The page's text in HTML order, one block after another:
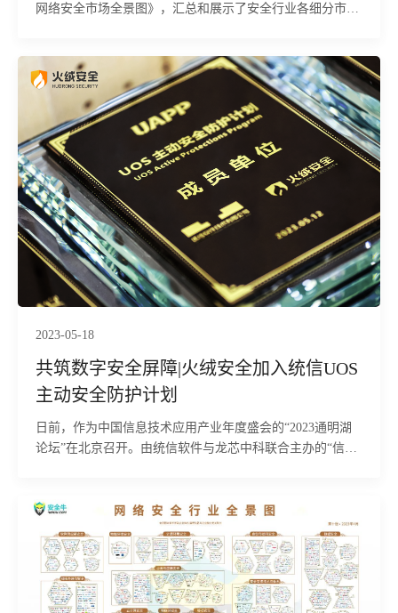
网络安全市场全景图》，汇总和展示了安全行业各细分市场
2023-05-18
共筑数字安全屏障|火绒安全加入统信UOS
主动安全防护计划
日前，作为中国信息技术应用产业年度盛会的“2023通明湖
论坛”在北京召开。由统信软件与龙芯中科联合主办的“信息